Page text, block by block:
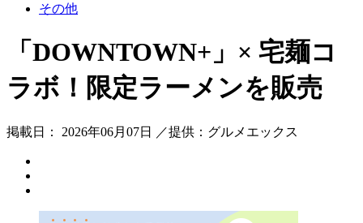
その他
「DOWNTOWN+」× 宅麺コ
ラボ！限定ラーメンを販売
掲載日： 2026年06月07日 ／提供：グルメエックス